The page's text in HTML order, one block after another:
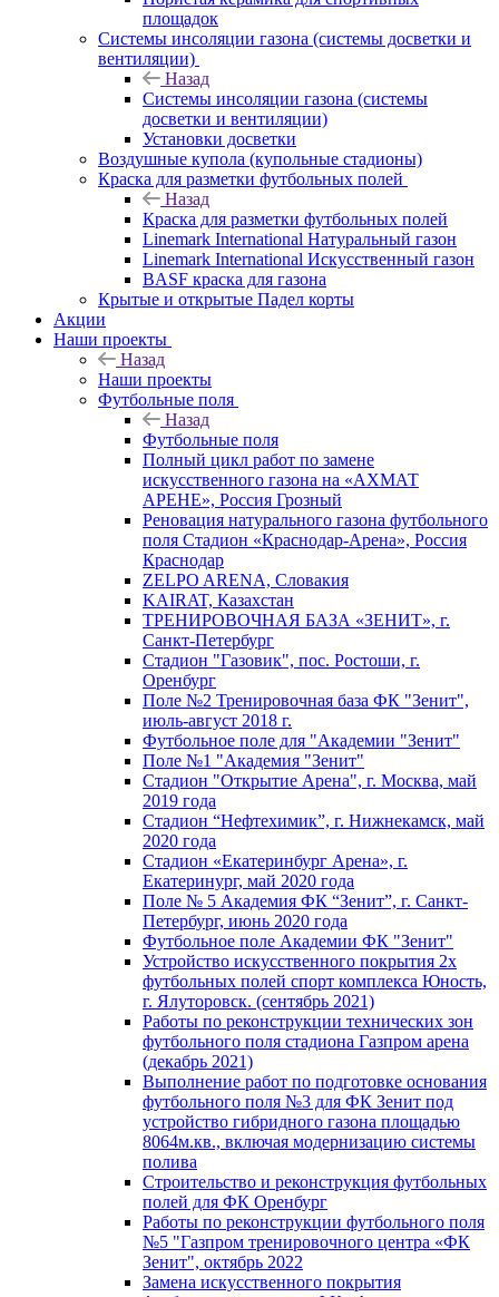
площадок
Системы инсоляции газона (системы досветки и
вентиляции)
Назад
Системы инсоляции газона (системы
досветки и вентиляции)
Установки досветки
Воздушные купола (купольные стадионы)
Краска для разметки футбольных полей
Назад
Краска для разметки футбольных полей
Linemark International Натуральный газон
Linemark International Искусственный газон
BASF краска для газона
Крытые и открытые Падел корты
Акции
Наши проекты
Назад
Наши проекты
Футбольные поля
Назад
Футбольные поля
Полный цикл работ по замене
искусственного газона на «АХМАТ
АРЕНЕ», Россия Грозный
Реновация натурального газона футбольного
поля Стадион «Краснодар-Арена», Россия
Краснодар
ZELPO ARENA, Словакия
KAIRAT, Казахстан
ТРЕНИРОВОЧНАЯ БАЗА «ЗЕНИТ», г.
Санкт-Петербург
Стадион "Газовик", пос. Ростоши, г.
Оренбург
Поле №2 Тренировочная база ФК "Зенит",
июль-август 2018 г.
Футбольное поле для "Академии "Зенит"
Поле №1 "Академия "Зенит"
Стадион "Открытие Арена", г. Москва, май
2019 года
Стадион “Нефтехимик”, г. Нижнекамск, май
2020 года
Стадион «Екатеринбург Арена», г.
Екатеринург, май 2020 года
Поле № 5 Академия ФК “Зенит”, г. Санкт-
Петербург, июнь 2020 года
Футбольное поле Академии ФК "Зенит"
Устройство искусственного покрытия 2х
футбольных полей спорт комплекса Юность,
г. Ялуторовск. (сентябрь 2021)
Работы по реконструкции технических зон
футбольного поля стадиона Газпром арена
(декабрь 2021)
Выполнение работ по подготовке основания
футбольного поля №3 для ФК Зенит под
устройство гибридного газона площадью
8064м.кв., включая модернизацию системы
полива
Строительство и реконструкция футбольных
полей для ФК Оренбург
Работы по реконструкции футбольного поля
№5 "Газпром тренировочного центра «ФК
Зенит", октябрь 2022
Замена искусственного покрытия